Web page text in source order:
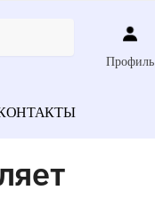
Профиль